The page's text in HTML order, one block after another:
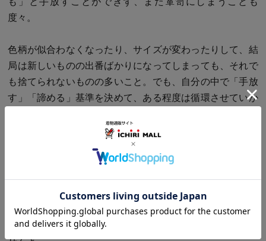
度々。
色柄が似合わなくなったり、サイズが変わったりして、結
局は新しいものの出番ばかりになってしまっても、それで
も捨てられないものの多いこと。でも、自分の中で「手放
す」「諦める」基準を決めて、ある程度は循環させていか
着物は箪笥の肥やしではなく、着て楽しむのが一番いいで
すものね。入れっぱなしだと、傷みに気づかないこともあ
りますから。
時折は点検やおそうじも兼ねて、着物箪笥の棚卸しをする
と、必要なものや欲しいものが改めてみつかるかもしれま